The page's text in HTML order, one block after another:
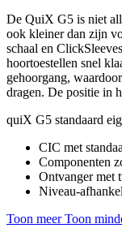
De QuiX G5 is niet
ook kleiner dan zijn
schaal en
hoortoestellen snel
gehoorgang,
dragen. De positie in
quiX G5 standaard
CIC met
Componenten
Ontvanger met
Niveau-
Toon meer Toon